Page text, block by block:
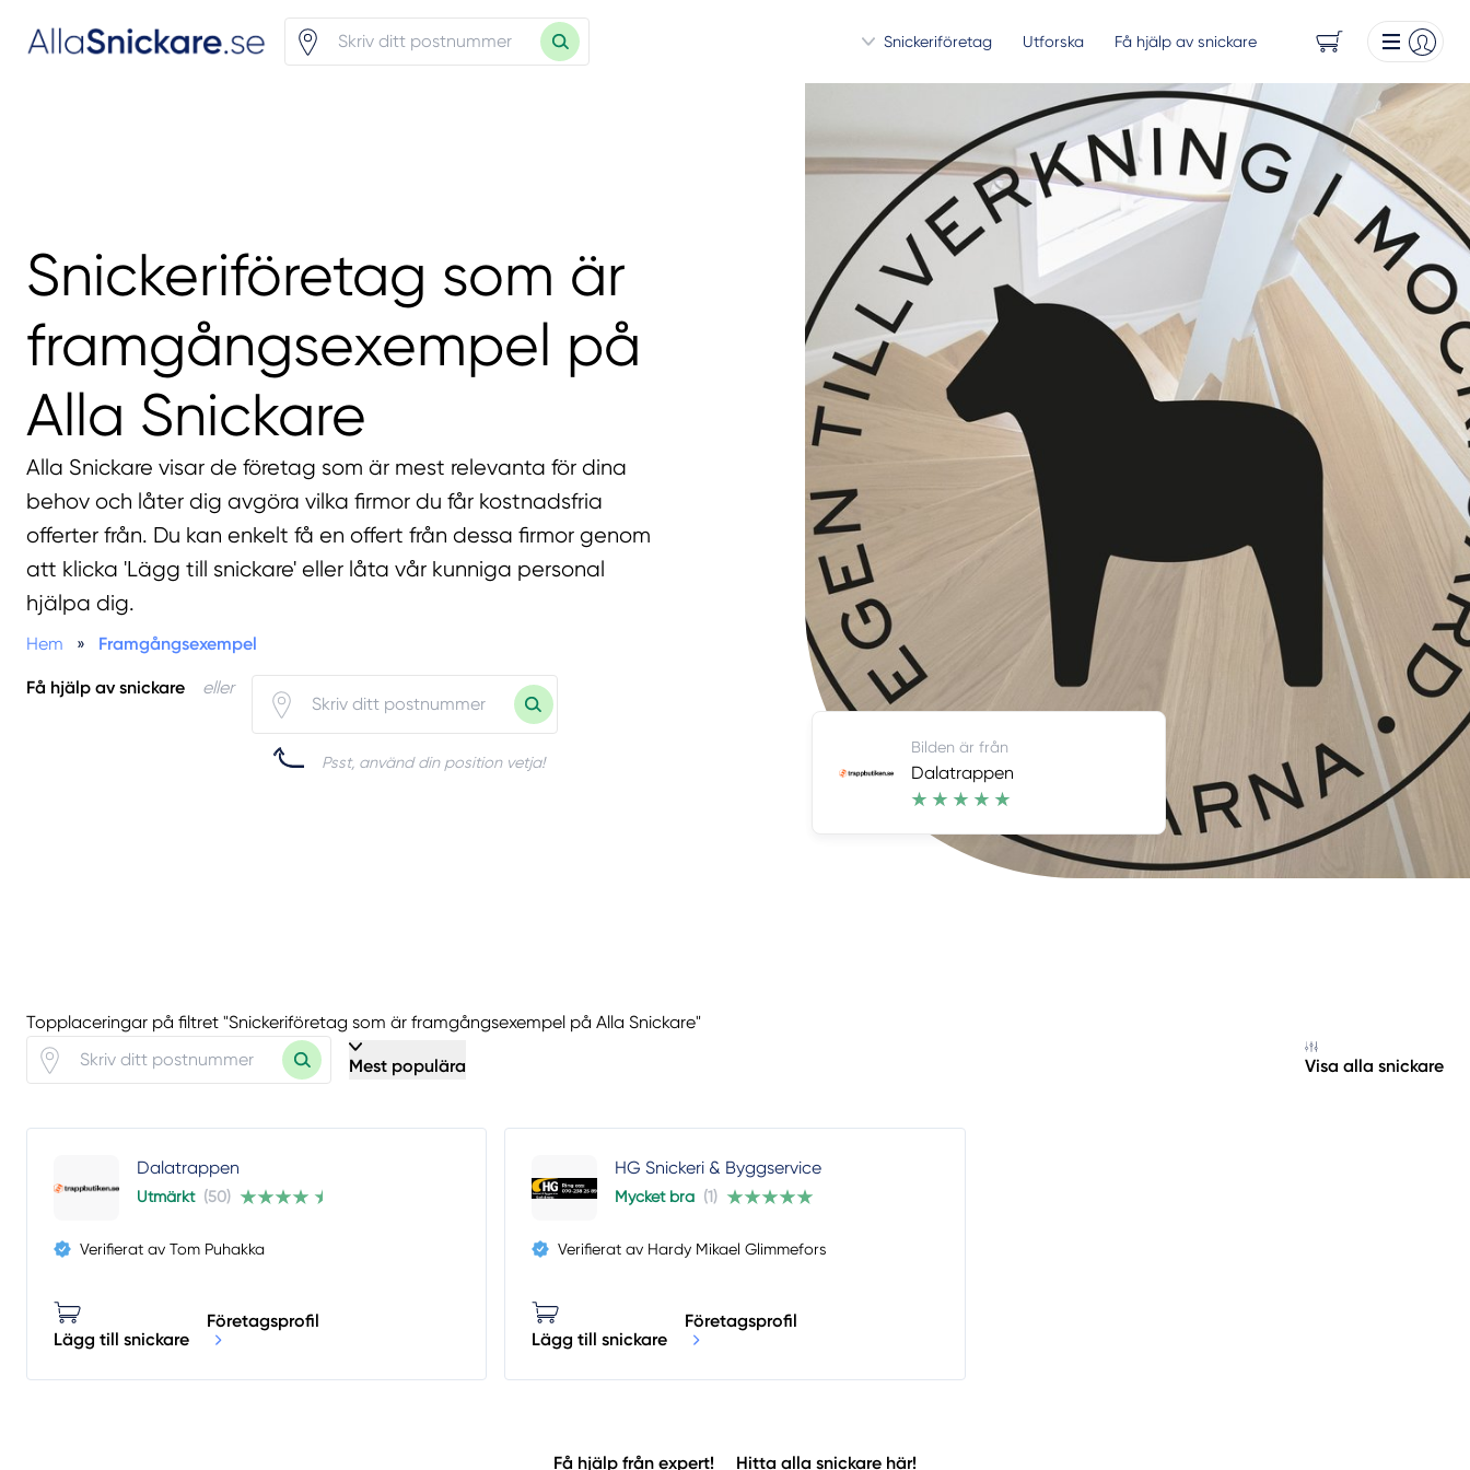
Snickeriföretag Utforska Få hjälp av snickare
Snickeriföretag som är
framgångsexempel på
Alla Snickare
Alla Snickare visar de företag som är mest relevanta för dina
behov och låter dig avgöra vilka firmor du får kostnadsfria
offerter från. Du kan enkelt få en offert från dessa firmor genom
att klicka 'Lägg till snickare' eller låta vår kunniga personal
hjälpa dig.
Hem » Framgångsexempel
Få hjälp av snickare eller
Psst, använd din position vetja!
Bilden är från
Dalatrappen
Topplaceringar på filtret "Snickeriföretag som är framgångsexempel på Alla Snickare"
Mest populära Visa alla snickare
Dalatrappen
Utmärkt (50)
Verifierat av Tom Puhakka
Lägg till snickare
Företagsprofil
HG Snickeri & Byggservice
Mycket bra (1)
Verifierat av Hardy Mikael Glimmefors
Lägg till snickare
Företagsprofil
Få hjälp från expert! Hitta alla snickare här!